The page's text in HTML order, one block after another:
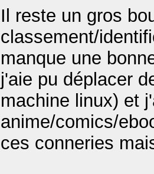
Il reste un gros
classement/
manque une
j'aie pu déplacer
machine linux) et
anime/comics/
ces conneries